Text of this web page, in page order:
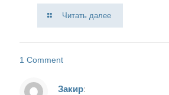
Читать далее
1 Comment
Закир: